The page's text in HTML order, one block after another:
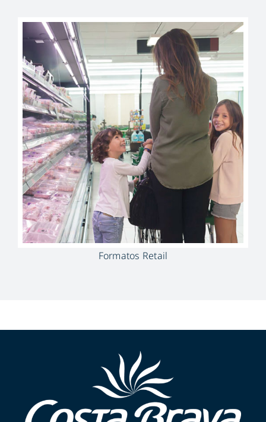
Formatos Retail